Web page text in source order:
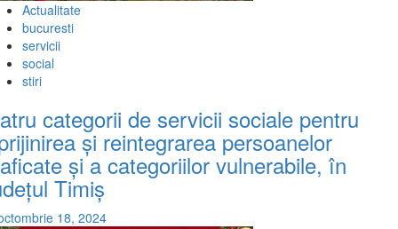
Actualitate
bucuresti
servicii
social
stiri
categorii de servicii sociale pentru
și reintegrarea persoanelor
și a categoriilor vulnerabile, în
Timiș
18, 2024